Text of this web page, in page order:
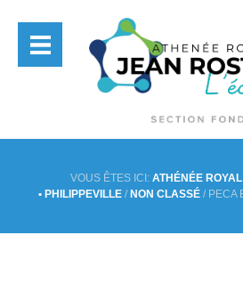
VOUS ÊTES ICI: ATHÉNÉE
• PHILIPPEVILLE / NON CLASSÉ / PECA